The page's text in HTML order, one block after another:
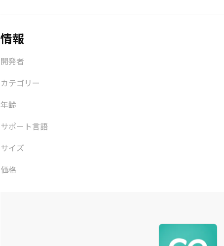
情報
開発者
カテゴリー
年齢
サポート言語
サイズ
価格